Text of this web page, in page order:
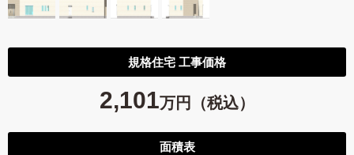
規格住宅 工事価格
2,101万円（税込）
面積表